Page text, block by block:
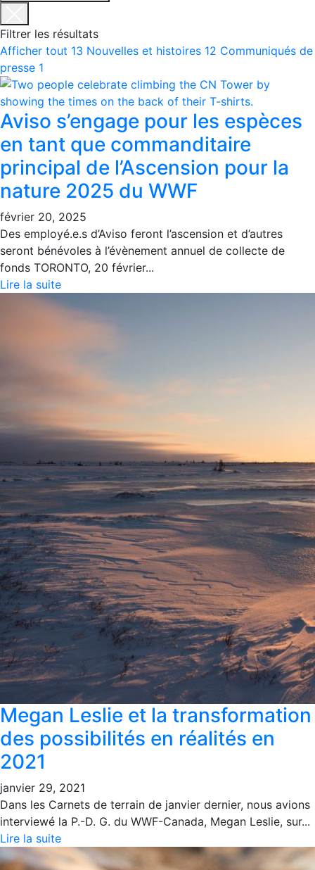
Filtrer les résultats
Afficher tout 13 Nouvelles et histoires 12 Communiqués de
presse 1
Aviso s’engage pour les espèces
en tant que commanditaire
principal de l’Ascension pour la
nature 2025 du WWF
février 20, 2025
Des employé.e.s d’Aviso feront l’ascension et d’autres
seront bénévoles à l’évènement annuel de collecte de
fonds TORONTO, 20 février...
Lire la suite
Megan Leslie et la transformation
des possibilités en réalités en
2021
janvier 29, 2021
Dans les Carnets de terrain de janvier dernier, nous avions
interviewé la P.-D. G. du WWF-Canada, Megan Leslie, sur...
Lire la suite